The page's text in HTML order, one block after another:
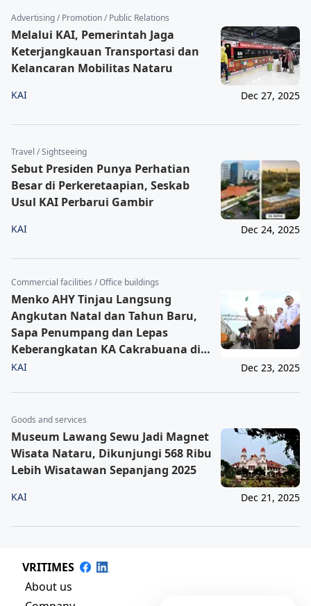
Advertising / Promotion / Public Relations
Melalui KAI, Pemerintah Jaga
Keterjangkauan Transportasi dan
Kelancaran Mobilitas Nataru
KAI Dec 27, 2025
Travel / Sightseeing
Sebut Presiden Punya Perhatian
Besar di Perkeretaapian, Seskab
Usul KAI Perbarui Gambir
KAI Dec 24, 2025
Commercial facilities / Office buildings
Menko AHY Tinjau Langsung
Angkutan Natal dan Tahun Baru,
Sapa Penumpang dan Lepas
Keberangkatan KA Cakrabuana di
Gambir
KAI Dec 23, 2025
Goods and services
Museum Lawang Sewu Jadi Magnet
Wisata Nataru, Dikunjungi 568 Ribu
Lebih Wisatawan Sepanjang 2025
KAI Dec 21, 2025
VRITIMES
About us